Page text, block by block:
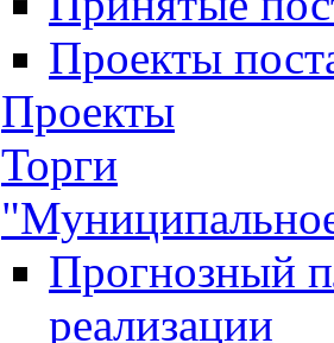
Проекты
Проекты
Торги
Прогнозный
реализации